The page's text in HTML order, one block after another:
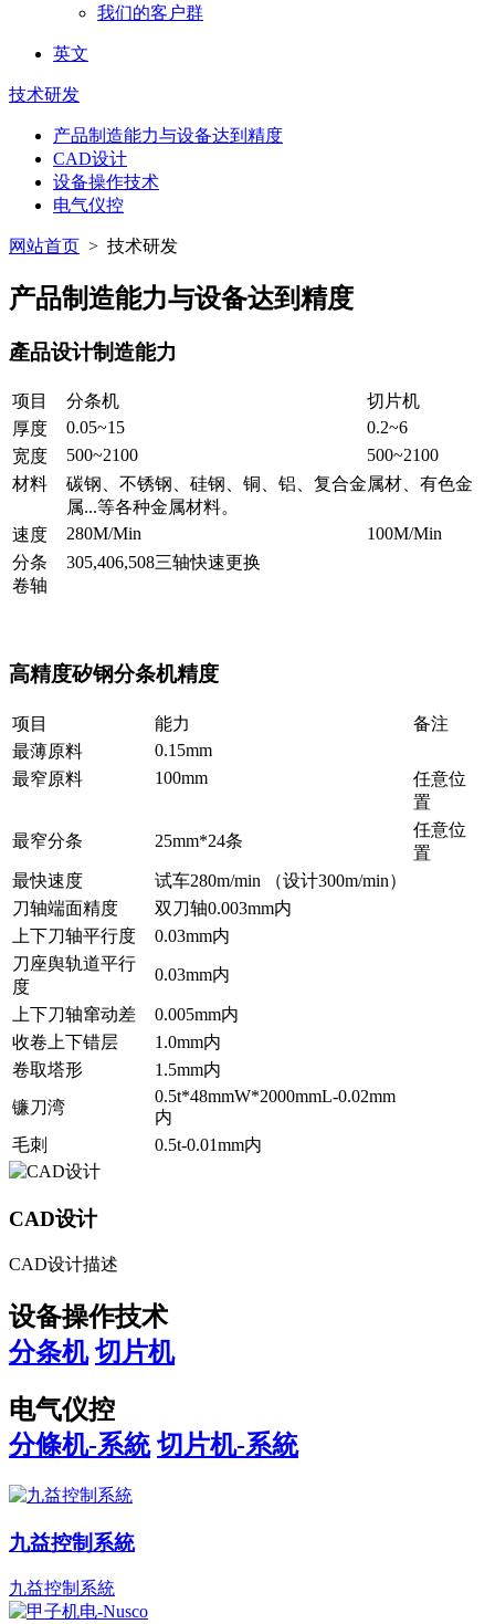
我们的客户群
英文
技术研发
产品制造能力与设备达到精度
CAD设计
设备操作技术
电气仪控
网站首页 > 技术研发
产品制造能力与设备达到精度
產品设计制造能力
项目 分条机
切片机
厚度
0.05~15
0.2~6
宽度
500~2100
500~2100
材料
碳钢、不锈钢、硅钢、铜、铝、复合金属材、有色金
属...等各种金属材料。
速度
280M/Min
100M/Min
分条
卷轴
305,406,508三轴快速更换
高精度矽钢分条机精度
项目 能力
备注
最薄原料
0.15mm
最窄原料
100mm
任意位
置
最窄分条 25mm*24条
任意位
置
最快速度
试车280m/min （设计300m/min）
刀轴端面精度
双刀轴0.003mm内
上下刀轴平行度
0.03mm内
刀座舆轨道平行
度
0.03mm内
上下刀轴窜动差
0.005mm内
收卷上下错层
1.0mm内
卷取塔形
1.5mm内
镰刀湾
0.5t*48mmW*2000mmL-0.02mm
内
毛刺
0.5t-0.01mm内
CAD设计
CAD设计描述
设备操作技术
分条机 切片机
电气仪控
分條机-系統 切片机-系統
九益控制系統
九益控制系統